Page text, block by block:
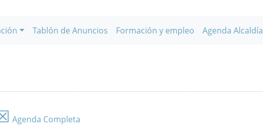
Tablón de Anuncios Formación y empleo Agenda Alcaldía
Agenda Completa